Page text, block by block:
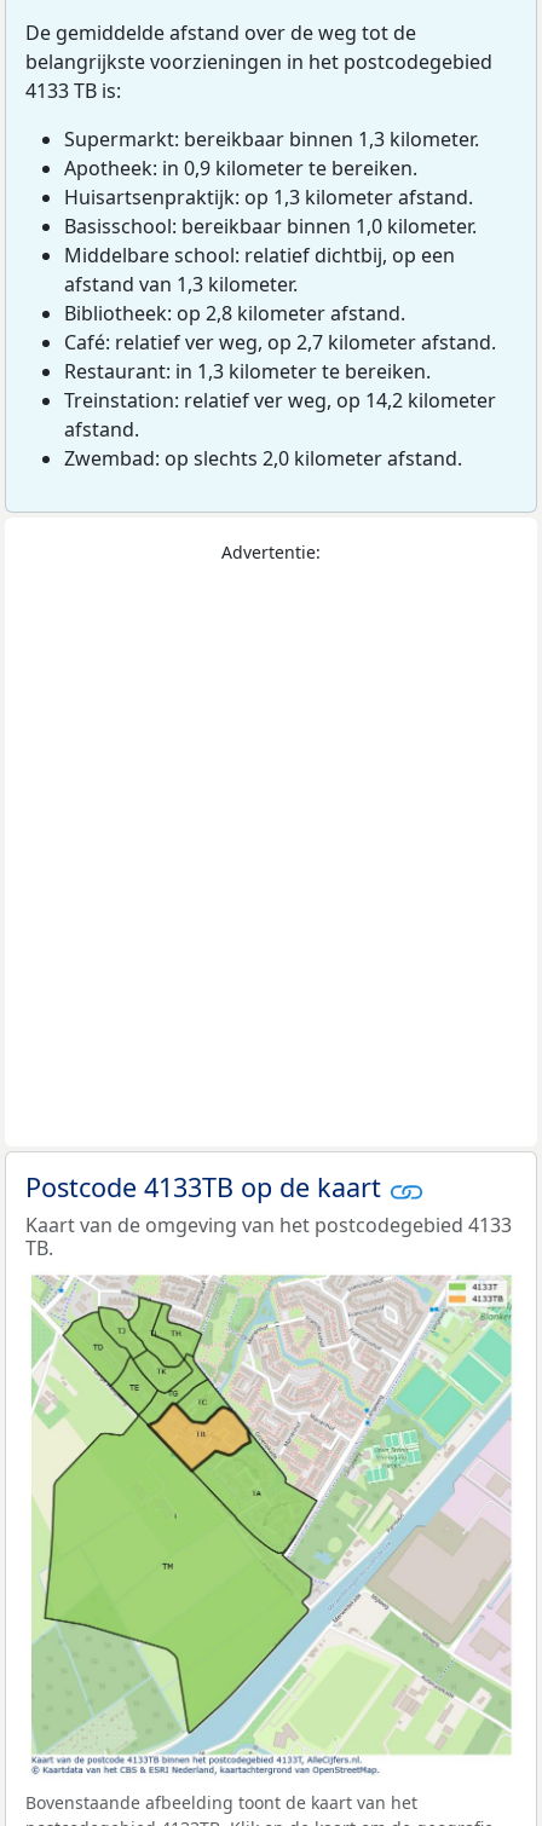
De gemiddelde afstand over de weg tot de
belangrijkste voorzieningen in het postcodegebied
4133 TB is:
Supermarkt: bereikbaar binnen 1,3 kilometer.
Apotheek: in 0,9 kilometer te bereiken.
Huisartsenpraktijk: op 1,3 kilometer afstand.
Basisschool: bereikbaar binnen 1,0 kilometer.
Middelbare school: relatief dichtbij, op een
afstand van 1,3 kilometer.
Bibliotheek: op 2,8 kilometer afstand.
Café: relatief ver weg, op 2,7 kilometer afstand.
Restaurant: in 1,3 kilometer te bereiken.
Treinstation: relatief ver weg, op 14,2 kilometer
afstand.
Zwembad: op slechts 2,0 kilometer afstand.
Advertentie:
Postcode 4133TB op de kaart
Kaart van de omgeving van het postcodegebied 4133
TB.
Bovenstaande afbeelding toont de kaart van het